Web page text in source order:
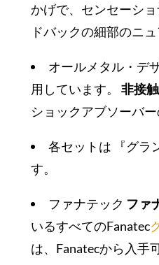
かげで、センセーシ
ドバックの細部のニ
オールメタル・デ
用しています。 非接
ショックアブソーバ
各セットは 『グ
す。
ファナテック ファ
いるすべてのFanatec
は、Fanatecから入手